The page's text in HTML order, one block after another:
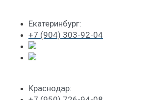
Екатеринбург:
+7 (904) 303-92-04
Краснодар: